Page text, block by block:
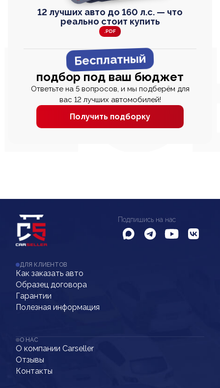
12 лучших авто до 160 л.с. — что
реально стоит купить
.PDF
Бесплатный
подбор под ваш бюджет
Ответьте на 5 вопросов, и мы подберём для
вас 12 лучших автомобилей!
Получить подборку
Подпишись на нас
ДЛЯ КЛИЕНТОВ
Как заказать авто
Образец договора
Гарантии
Полезная информация
О НАС
О компании Carseller
Отзывы
Контакты